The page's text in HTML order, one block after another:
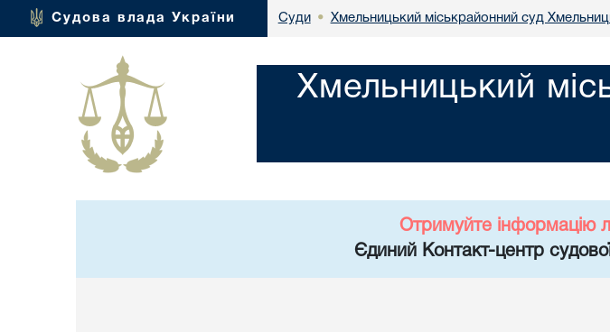
Судова влада України Суди • Хмельницький міськрайонний суд
Хмельницький
Отримуйте інформацію
Єдиний Контакт-центр